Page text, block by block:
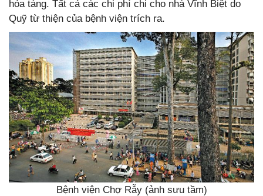
hỏa táng. Tất cả các chi phí chi cho nhà Vĩnh Biệt do
Quỹ từ thiện của bệnh viện trích ra.
Bệnh viện Chợ Rẫy (ảnh sưu tầm)